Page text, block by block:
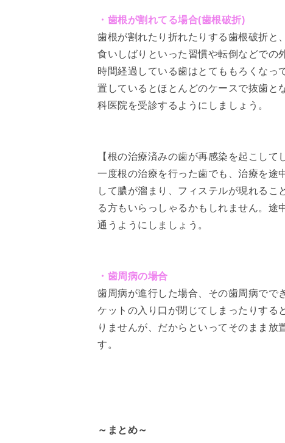
・歯根が割れてる場合(歯根破折)
歯根が割れたり折れたりする歯根破折と
食いしばりといった習慣や転倒などでの
時間経過している歯はとてももろくなっ
置しているとほとんどのケースで抜歯と
科医院を受診するようにしましょう。
【根の治療済みの歯が再感染を起こして
一度根の治療を行った歯でも、治療を途
して膿が溜まり、フィステルが現れる
る方もいらっしゃるかもしれません。
通うようにしましょう。
・歯周病の場合
歯周病が進行した場合、その歯周病でで
ケットの入り口が閉じてしまったりする
りませんが、だからといってそのまま
す。
～まとめ～